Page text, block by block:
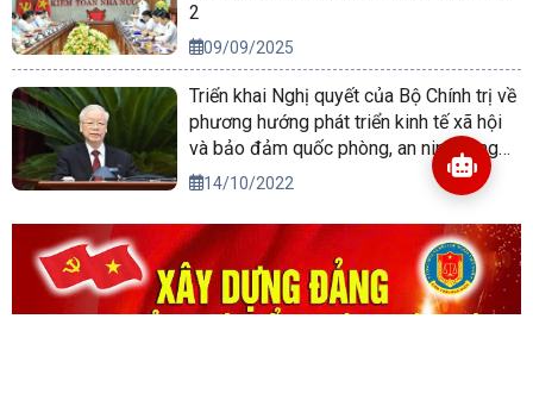
2
09/09/2025
Triển khai Nghị quyết của Bộ Chính trị về
phương hướng phát triển kinh tế xã hội
và bảo đảm quốc phòng, an ninh vùng
Tây Nguyên đến năm 2030, tầm nhìn
14/10/2022